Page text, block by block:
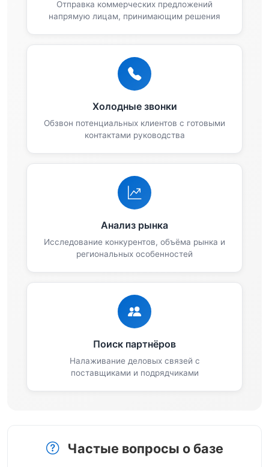
Отправка коммерческих предложений
напрямую лицам, принимающим решения
Холодные звонки
Обзвон потенциальных клиентов с готовыми
контактами руководства
Анализ рынка
Исследование конкурентов, объёма рынка и
региональных особенностей
Поиск партнёров
Налаживание деловых связей с
поставщиками и подрядчиками
Частые вопросы о базе